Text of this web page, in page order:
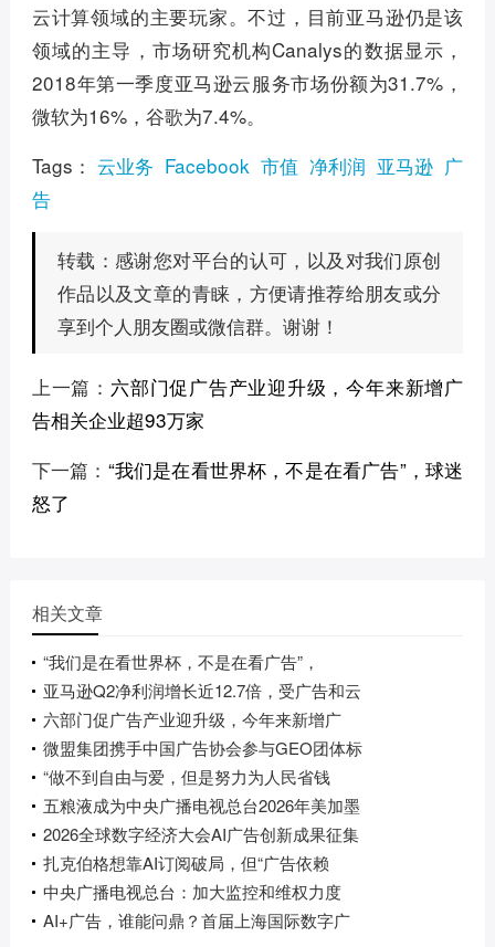
云计算领域的主要玩家。不过，目前亚马逊仍是该
领域的主导，市场研究机构Canalys的数据显示，
2018年第一季度亚马逊云服务市场份额为31.7%，
微软为16%，谷歌为7.4%。
Tags： 云业务 Facebook 市值 净利润 亚马逊 广
告
转载： 感谢您对平台的认可，以及对我们原创
作品以及文章的青睐，方便请推荐给朋友或分
享到个人朋友圈或微信群。谢谢！
上一篇： 六部门促广告产业迎升级，今年来新增广
告相关企业超93万家
下一篇： “我们是在看世界杯，不是在看广告”，球迷
怒了
相关文章
“我们是在看世界杯，不是在看广告”，
亚马逊Q2净利润增长近12.7倍，受广告和云
六部门促广告产业迎升级，今年来新增广
微盟集团携手中国广告协会参与GEO团体标
“做不到自由与爱，但是努力为人民省钱
五粮液成为中央广播电视总台2026年美加墨
2026全球数字经济大会AI广告创新成果征集
扎克伯格想靠AI订阅破局，但“广告依赖
中央广播电视总台：加大监控和维权力度
AI+广告，谁能问鼎？首届上海国际数字广